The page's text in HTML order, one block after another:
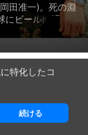
田准一)。死の淵
ビールに明け暮
がこの夏、大規
ることに。そし
で、キャッツの
っさげ参加が決
オジー(古田新
て、山口先輩(山
更津ホールを韓
ンソナ)と出会っ
特化したコ
続ける